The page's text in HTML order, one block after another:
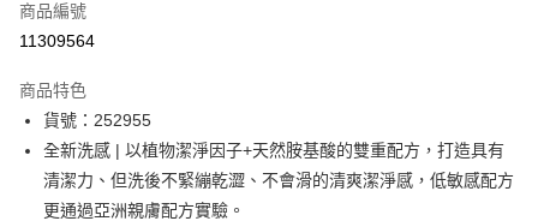
信用卡一次付款
LINE Pay
Apple Pay
街口支付
商品編號
11309564
商品特色
貨號：252955
全新洗感 | 以植物潔淨因子+天然胺基酸的雙重配方，打造具有
清潔力、但洗後不緊繃乾澀、不會滑的清爽潔淨感，低敏感配方
更通過亞洲親膚配方實驗。